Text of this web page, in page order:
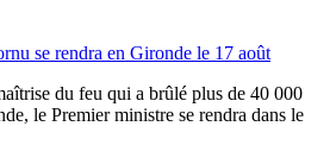
se rendra en Gironde le 17 août
du feu qui a brûlé plus de 40 000
le Premier ministre se rendra dans le